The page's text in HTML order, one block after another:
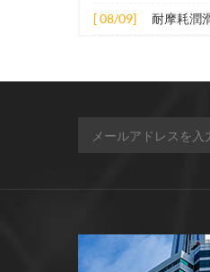
ミック材料の分子は
の変化は、分子間
たり、配向や立体構
ることなどによって
つかのナ
[ 08/09]
耐摩耗潤